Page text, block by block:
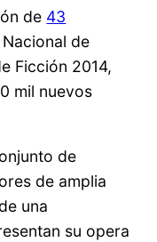
de 43
de
Ficción 2014,
mil nuevos
de
de amplia
una
su opera